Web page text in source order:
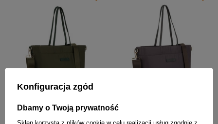
Torebka damska z nylonu shopper Peterson JN-10 duża A4 zielona
Konfiguracja zgód
Dbamy o Twoją prywatność